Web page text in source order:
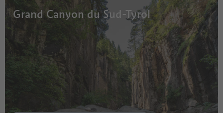
Grand Canyon du Sud-Tyrol